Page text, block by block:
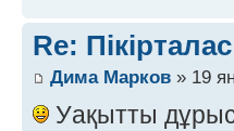
Re:
Дима Марков » 19
Уақытты дұрыс